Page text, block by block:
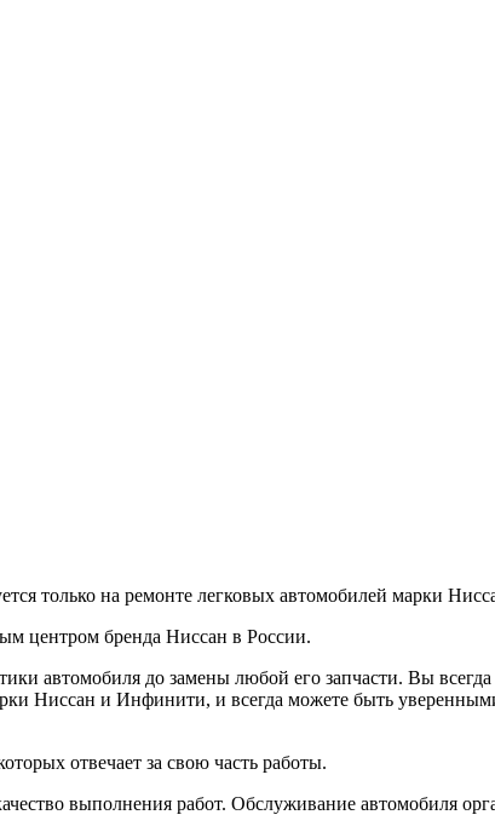
только на ремонте легковых автомобилей марки
центром бренда Ниссан в России.
автомобиля до замены любой его запчасти. Вы всегда
Ниссан и Инфинити, и всегда можете быть
отвечает за свою часть работы.
выполнения работ. Обслуживание автомобиля